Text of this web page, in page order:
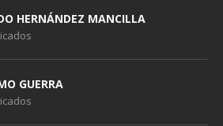
HERNÁNDEZ MANCILLA
GUERRA